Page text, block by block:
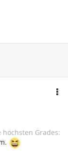
Grades: